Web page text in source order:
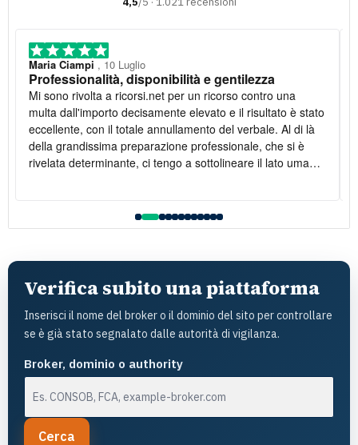
Maria Ciampi , 10 Luglio
Professionalità, disponibilità e gentilezza
Mi sono rivolta a ricorsi.net per un ricorso contro una
multa dall'importo decisamente elevato e il risultato è stato
eccellente, con il totale annullamento del verbale. Al di là
della grandissima preparazione professionale, che si è
rivelata determinante, ci tengo a sottolineare il lato umano:
Verifica subito una piattaforma
Inserisci il nome del broker o il dominio del sito per controllare
se è già stato segnalato dalle autorità di vigilanza.
Broker, dominio o authority
Cerca